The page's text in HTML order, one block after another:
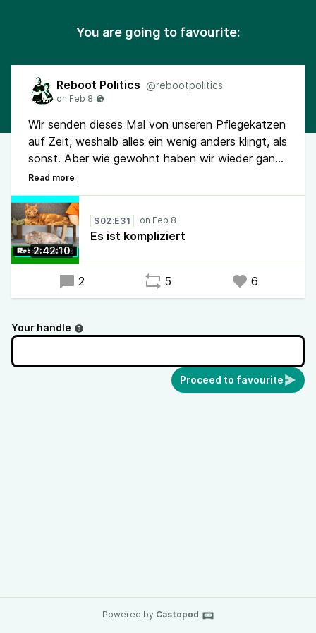
You are going to favourite:
Reboot Politics @rebootpolitics
Wir senden dieses Mal von unseren Pflegekatzen
auf Zeit, weshalb alles ein wenig anders klingt, als
sonst. Aber wie gewohnt haben wir wieder ganz
viele Themen für euch dabei.
Es geht u.a. um Bildungsurlaub, das Urteil gegen
Maja, Proteste gegen die Regierung in
Tschechien, Polizei-KI-Slop in Sachsen, die
Chatkontrolle 1.0, Reiches Gäst*innenliste,
WhatsApp, TikTok, die Klimaklage und das
Die Folge wurde am 8. Februar 2026
2:42:10
S02:E31
Es ist kompliziert
2 5 6
Your handle
Proceed to favourite
Powered by Castopod